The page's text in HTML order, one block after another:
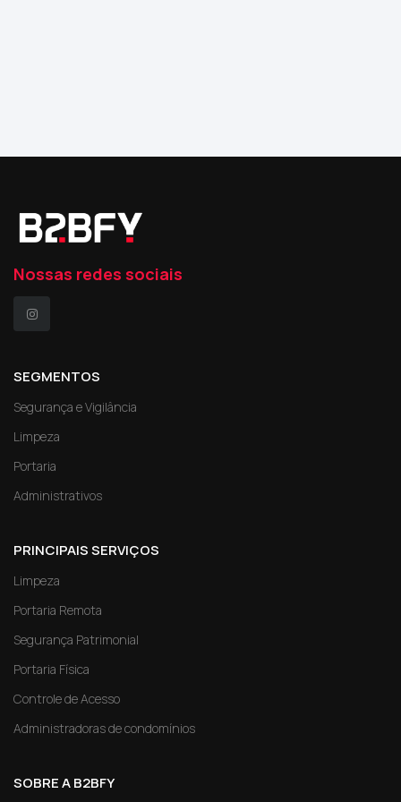
Nossas redes sociais
SEGMENTOS
Segurança e Vigilância
Limpeza
Portaria
Administrativos
PRINCIPAIS SERVIÇOS
Limpeza
Portaria Remota
Segurança Patrimonial
Portaria Física
Controle de Acesso
Administradoras de condomínios
SOBRE A B2BFY